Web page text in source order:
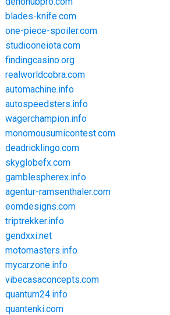
blades-knife.com
one-piece-spoiler.com
studiooneiota.com
findingcasino.org
realworldcobra.com
automachine.info
autospeedsters.info
wagerchampion.info
monomousumicontest.com
deadricklingo.com
skyglobefx.com
gamblespherex.info
agentur-ramsenthaler.com
eomdesigns.com
triptrekker.info
gendxxi.net
motomasters.info
mycarzone.info
vibecasaconcepts.com
quantum24.info
quantenki.com